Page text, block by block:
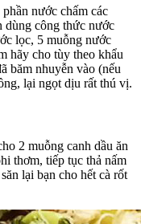
nước chấm các
dùng công thức nước
lọc, 5 muỗng nước
hãy cho tùy theo khẩu
băm nhuyễn vào (nếu
lại ngọt dịu rất thú vị.
2 muỗng canh dầu ăn
thơm, tiếp tục thả nấm
lại bạn cho hết cà rốt